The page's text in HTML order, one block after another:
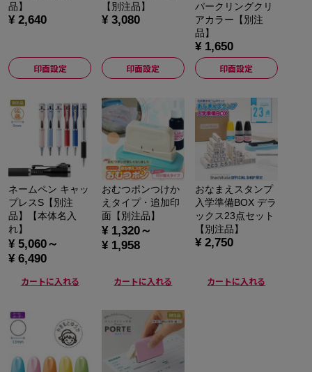
品】
¥ 2,640
印面設定
【別注品】
¥ 3,080
印面設定
パークリングクリ
アカラー【別注
品】
¥ 1,650
印面設定
ネームペン キャッ
プレスS【別注
品】【本体名入
れ】
¥ 5,060～
¥ 6,490
カートに入れる
おむつポンつけか
えタイプ・追加印
面【別注品】
¥ 1,320～
¥ 1,958
カートに入れる
おなまえスタンプ
入学準備BOX デラ
ックス23点セット
【別注品】
¥ 2,750
カートに入れる